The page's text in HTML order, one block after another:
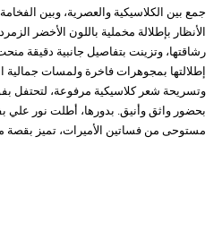
جمع بين الكلاسيكية والعصرية، وبين
الأنظار بإطلالة مخملية باللون الأخضر
رشاقتها، وتزينت بتفاصيل جانبية دقيقة
إطلالتها بمجوهرات فاخرة ولمسات
وتسريحة شعر كلاسيكية مرفوعة، لتحتفل
بحضور واثق وأنيق. بدورها، أطلت نور
مستوحى من فساتين الأميرات، تميز بقصة